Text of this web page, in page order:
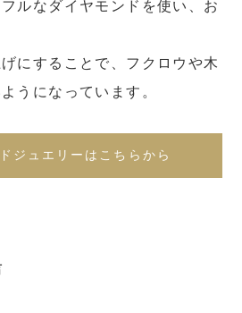
ルなダイヤモンドを使い、お
にすることで、フクロウや木
うになっています。
ジュエリーはこちらから